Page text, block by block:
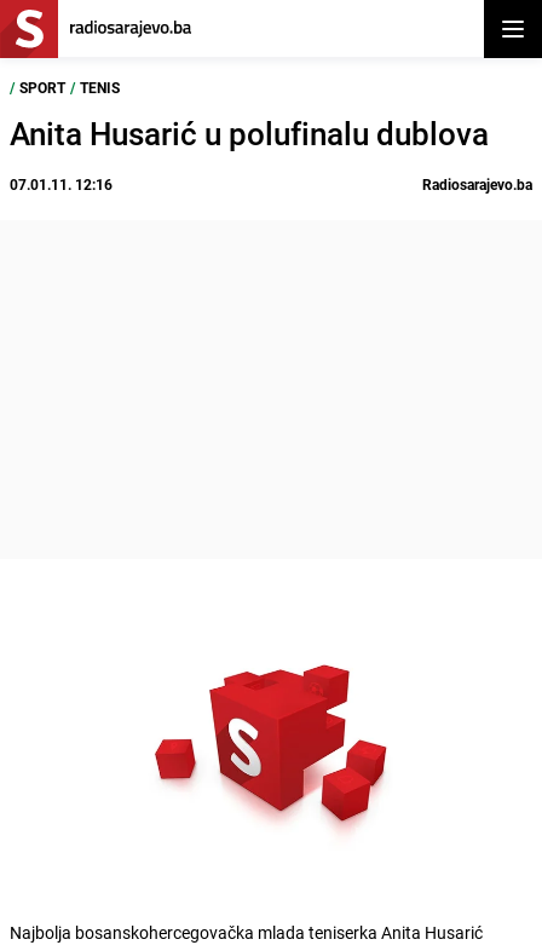
/ SPORT / TENIS
Anita Husarić u polufinalu dublova
07.01.11. 12:16 Radiosarajevo.ba
Najbolja bosanskohercegovačka mlada teniserka Anita Husarić